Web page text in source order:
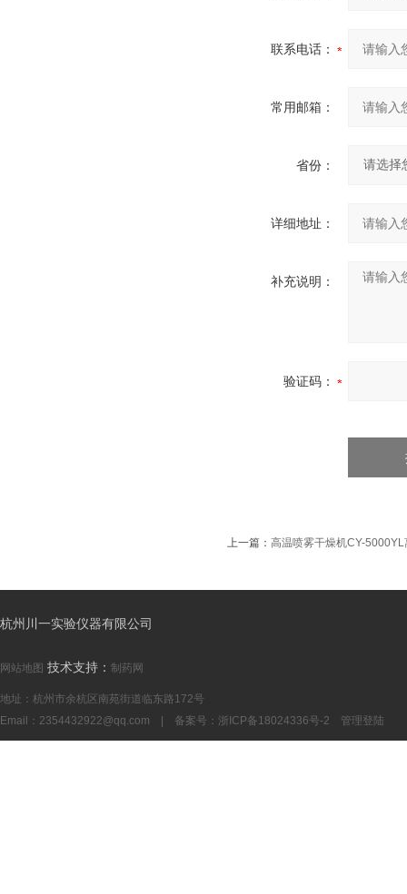
联系电话：
常用邮箱：
省份：
详细地址：
补充说明：
验证码：
上一篇： 高温喷雾干燥机CY-5000YL
杭州川一实验仪器有限公司
网站地图 技术支持： 制药网
地址：杭州市余杭区南苑街道临东路172号
Email： 2354432922@qq.com | 备案号： 浙ICP备18024336号-2 管理登陆